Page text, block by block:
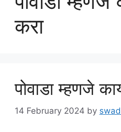
करा
पोवाडा म्हणजे
14 February 2024 by